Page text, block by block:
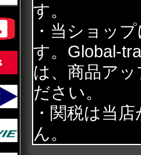
す。
・当ショッ
す。Global-
は、商品ア
ださい。
・関税は当
ん。